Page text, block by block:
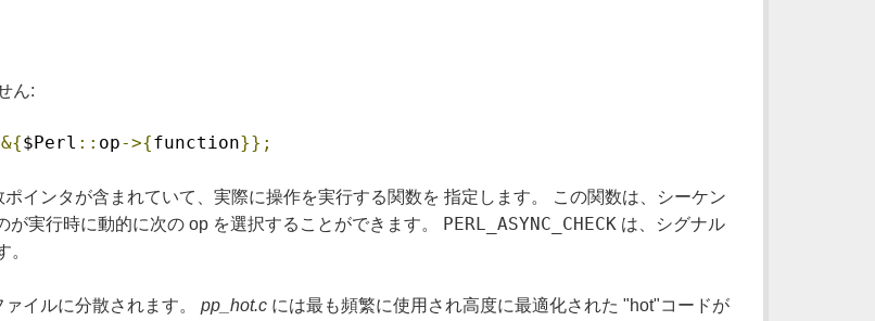
ん:
&{$Perl :: op->{function}};
インタが含まれていて、実際に操作を実行する関数を 指定します。 この関数は、シーケン
が実行時に動的に次の op を選択することができます。 PERL_ASYNC_CHECK は、シグナル
イルに分散されます。 pp_hot.cには最も頻繁に使用され高度に最適化された "hot"コードが